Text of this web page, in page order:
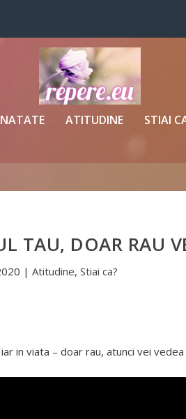
ATITUDINE STIAI
TAU, DOAR RAU
| Atitudine, Stiai ca?
in viata – doar rau, atunci vei